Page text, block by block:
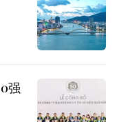
强